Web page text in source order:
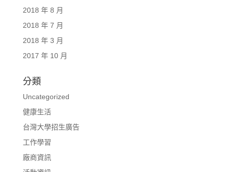
2018 年 8 月
2018 年 7 月
2018 年 3 月
2017 年 10 月
分類
Uncategorized
健康生活
台灣大學招生廣告
工作學習
廠商資訊